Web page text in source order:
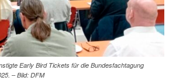
Early Bird Tickets für die Bundesfachtagung
– Bild: DFM